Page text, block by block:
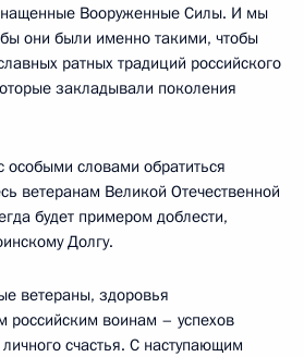
Вооруженные Силы. И мы
они были именно такими, чтобы
ратных традиций российского
закладывали поколения
особыми словами обратиться
ветеранам Великой Отечественной
будет примером доблести,
Долгу.
ветераны, здоровья
российским воинам – успехов
счастья. С наступающим